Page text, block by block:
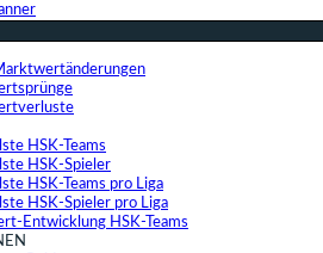
HSK-Teams
HSK-Spieler
HSK-Teams pro Liga
HSK-Spieler pro Liga
Entwicklung HSK-Teams